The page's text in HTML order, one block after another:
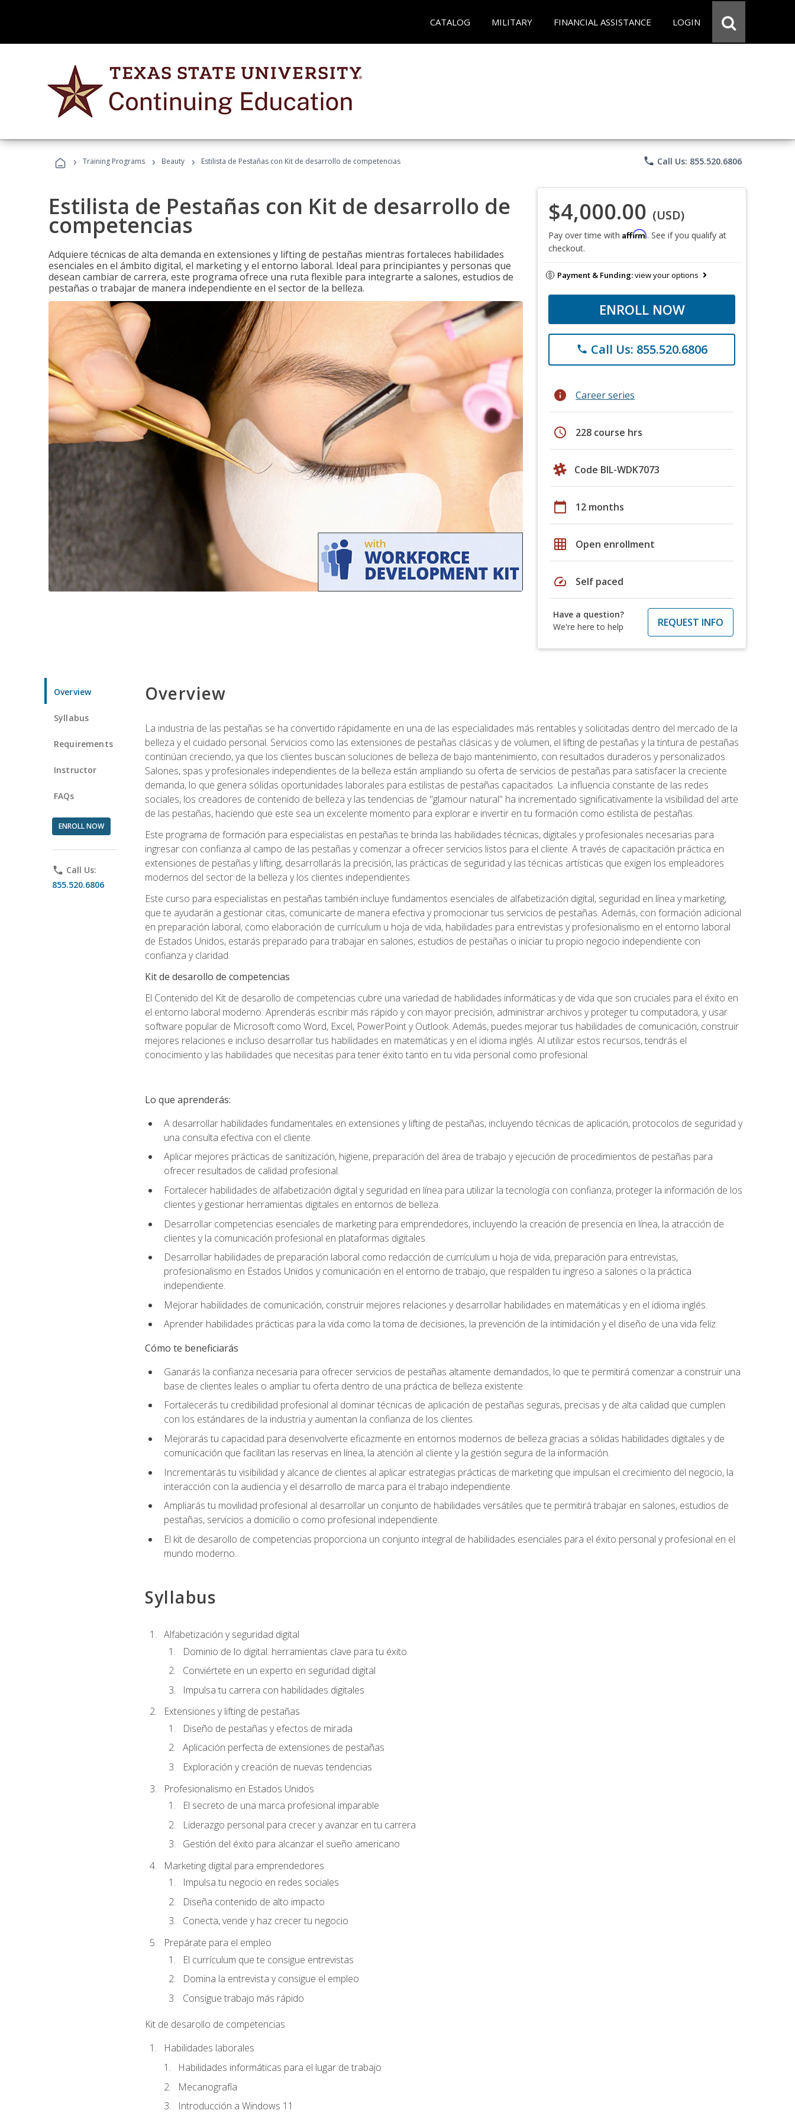
CATALOG MILITARY FINANCIAL ASSISTANCE LOGIN
› Training Programs › Beauty › Estilista de Pestañas con Kit de desarrollo de competencias phone Call Us: 855.520.6806
Estilista de Pestañas con Kit de desarrollo de
competencias
Adquiere técnicas de alta demanda en extensiones y lifting de pestañas mientras fortaleces habilidades
esenciales en el ámbito digital, el marketing y el entorno laboral. Ideal para principiantes y personas que
desean cambiar de carrera, este programa ofrece una ruta flexible para integrarte a salones, estudios de
pestañas o trabajar de manera independiente en el sector de la belleza.
$4,000.00 (USD)
Pay over time with Affirm. See if you qualify at
checkout.
Payment & Funding:view your options
ENROLL NOW
phone Call Us: 855.520.6806
info Career series
schedule 228 course hrs
Code BIL-WDK7073
calendar_today 12 months
grid_on Open enrollment
speed Self paced
Have a question?
We're here to help
REQUEST INFO
Overview
Syllabus
Requirements
Instructor
FAQs
ENROLL NOW
phone Call Us:
855.520.6806
Overview
La industria de las pestañas se ha convertido rápidamente en una de las especialidades más rentables y solicitadas dentro del mercado de la
belleza y el cuidado personal. Servicios como las extensiones de pestañas clásicas y de volumen, el lifting de pestañas y la tintura de pestañas
continúan creciendo, ya que los clientes buscan soluciones de belleza de bajo mantenimiento, con resultados duraderos y personalizados.
Salones, spas y profesionales independientes de la belleza están ampliando su oferta de servicios de pestañas para satisfacer la creciente
demanda, lo que genera sólidas oportunidades laborales para estilistas de pestañas capacitados. La influencia constante de las redes
sociales, los creadores de contenido de belleza y las tendencias de "glamour natural" ha incrementado significativamente la visibilidad del arte
de las pestañas, haciendo que este sea un excelente momento para explorar e invertir en tu formación como estilista de pestañas.
Este programa de formación para especialistas en pestañas te brinda las habilidades técnicas, digitales y profesionales necesarias para
ingresar con confianza al campo de las pestañas y comenzar a ofrecer servicios listos para el cliente. A través de capacitación práctica en
extensiones de pestañas y lifting, desarrollarás la precisión, las prácticas de seguridad y las técnicas artísticas que exigen los empleadores
modernos del sector de la belleza y los clientes independientes.
Este curso para especialistas en pestañas también incluye fundamentos esenciales de alfabetización digital, seguridad en línea y marketing,
que te ayudarán a gestionar citas, comunicarte de manera efectiva y promocionar tus servicios de pestañas. Además, con formación adicional
en preparación laboral, como elaboración de currículum u hoja de vida, habilidades para entrevistas y profesionalismo en el entorno laboral
de Estados Unidos, estarás preparado para trabajar en salones, estudios de pestañas o iniciar tu propio negocio independiente con
confianza y claridad.
Kit de desarollo de competencias
El Contenido del Kit de desarollo de competencias cubre una variedad de habilidades informáticas y de vida que son cruciales para el éxito en
el entorno laboral moderno. Aprenderás escribir más rápido y con mayor precisión, administrar archivos y proteger tu computadora, y usar
software popular de Microsoft como Word, Excel, PowerPoint y Outlook. Además, puedes mejorar tus habilidades de comunicación, construir
mejores relaciones e incluso desarrollar tus habilidades en matemáticas y en el idioma inglés. Al utilizar estos recursos, tendrás el
conocimiento y las habilidades que necesitas para tener éxito tanto en tu vida personal como profesional.
Lo que aprenderás:
A desarrollar habilidades fundamentales en extensiones y lifting de pestañas, incluyendo técnicas de aplicación, protocolos de seguridad y
una consulta efectiva con el cliente.
Aplicar mejores prácticas de sanitización, higiene, preparación del área de trabajo y ejecución de procedimientos de pestañas para
ofrecer resultados de calidad profesional.
Fortalecer habilidades de alfabetización digital y seguridad en línea para utilizar la tecnología con confianza, proteger la información de los
clientes y gestionar herramientas digitales en entornos de belleza.
Desarrollar competencias esenciales de marketing para emprendedores, incluyendo la creación de presencia en línea, la atracción de
clientes y la comunicación profesional en plataformas digitales.
Desarrollar habilidades de preparación laboral como redacción de currículum u hoja de vida, preparación para entrevistas,
profesionalismo en Estados Unidos y comunicación en el entorno de trabajo, que respalden tu ingreso a salones o la práctica
independiente.
Mejorar habilidades de comunicación, construir mejores relaciones y desarrollar habilidades en matemáticas y en el idioma inglés.
Aprender habilidades prácticas para la vida como la toma de decisiones, la prevención de la intimidación y el diseño de una vida feliz.
Cómo te beneficiarás
Ganarás la confianza necesaria para ofrecer servicios de pestañas altamente demandados, lo que te permitirá comenzar a construir una
base de clientes leales o ampliar tu oferta dentro de una práctica de belleza existente.
Fortalecerás tu credibilidad profesional al dominar técnicas de aplicación de pestañas seguras, precisas y de alta calidad que cumplen
con los estándares de la industria y aumentan la confianza de los clientes.
Mejorarás tu capacidad para desenvolverte eficazmente en entornos modernos de belleza gracias a sólidas habilidades digitales y de
comunicación que facilitan las reservas en línea, la atención al cliente y la gestión segura de la información.
Incrementarás tu visibilidad y alcance de clientes al aplicar estrategias prácticas de marketing que impulsan el crecimiento del negocio, la
interacción con la audiencia y el desarrollo de marca para el trabajo independiente.
Ampliarás tu movilidad profesional al desarrollar un conjunto de habilidades versátiles que te permitirá trabajar en salones, estudios de
pestañas, servicios a domicilio o como profesional independiente.
El kit de desarollo de competencias proporciona un conjunto integral de habilidades esenciales para el éxito personal y profesional en el
mundo moderno.
Syllabus
Alfabetización y seguridad digital
Dominio de lo digital: herramientas clave para tu éxito
Conviértete en un experto en seguridad digital
Impulsa tu carrera con habilidades digitales
Extensiones y lifting de pestañas
Diseño de pestañas y efectos de mirada
Aplicación perfecta de extensiones de pestañas
Exploración y creación de nuevas tendencias
Profesionalismo en Estados Unidos
El secreto de una marca profesional imparable
Liderazgo personal para crecer y avanzar en tu carrera
Gestión del éxito para alcanzar el sueño americano
Marketing digital para emprendedores
Impulsa tu negocio en redes sociales
Diseña contenido de alto impacto
Conecta, vende y haz crecer tu negocio
Prepárate para el empleo
El currículum que te consigue entrevistas
Domina la entrevista y consigue el empleo
Consigue trabajo más rápido
Kit de desarollo de competencias
Habilidades laborales
Habilidades informáticas para el lugar de trabajo
Mecanografía
Introducción a Windows 11